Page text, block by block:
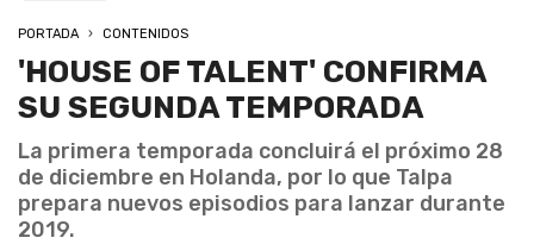
PORTADA CONTENIDOS
'HOUSE OF TALENT' CONFIRMA
SU SEGUNDA TEMPORADA
La primera temporada concluirá el próximo 28
de diciembre en Holanda, por lo que Talpa
prepara nuevos episodios para lanzar durante
2019.